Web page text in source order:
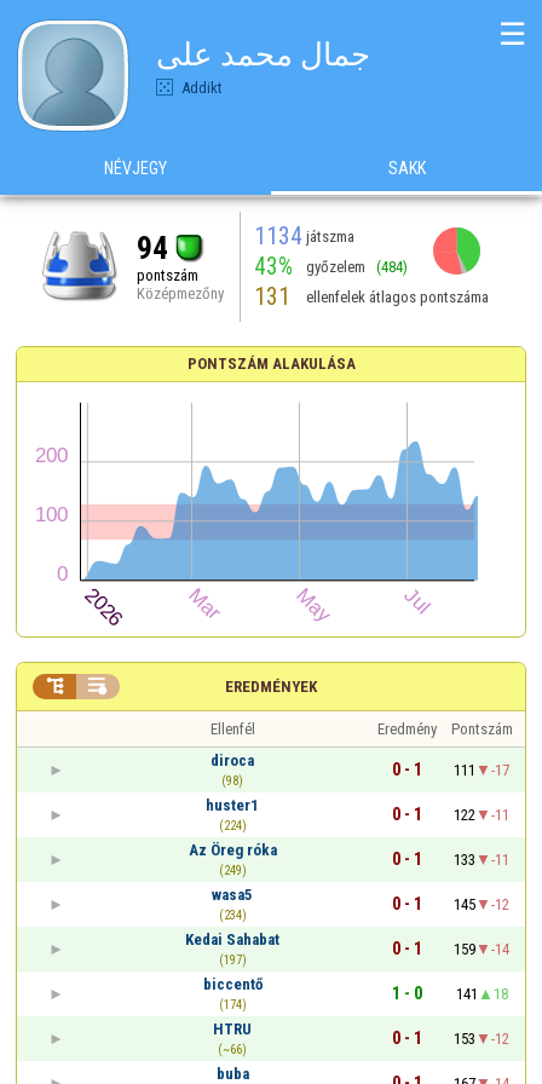
جمال محمد على
Addikt
☰
NÉVJEGY SAKK
94
pontszám
Középmezőny
1134 játszma
43% győzelem (484)
131 ellenfelek átlagos pontszáma
PONTSZÁM ALAKULÁSA
EREDMÉNYEK
 
Ellenfél Eredmény
Pontszám
diroca
(98)
0 - 1 111
-17
huster1
(224)
0 - 1 122
-11
Az Öreg róka
(249)
0 - 1 133
-11
wasa5
(234)
0 - 1 145
-12
Kedai Sahabat
(197)
0 - 1 159
-14
biccentő
(174)
1 - 0 141
18
HTRU
(~66)
0 - 1 153
-12
buba